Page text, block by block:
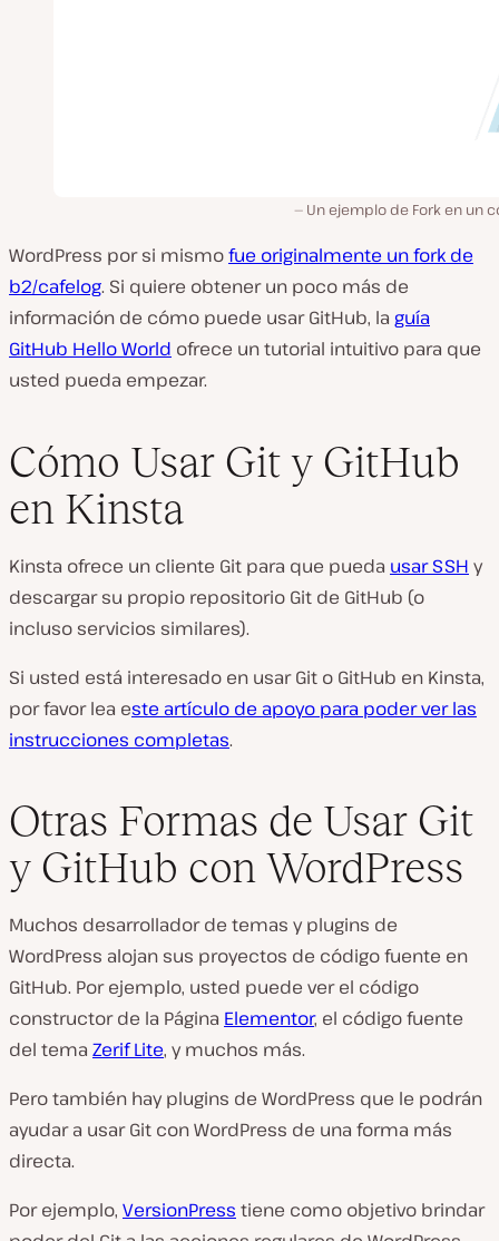
Un ejemplo de Fork en un
WordPress por si mismofue originalmente un fork de
b2/cafelog. Si quiere obtener un poco más de
información de cómo puede usar GitHub, la guía
GitHub Hello World ofrece un tutorial intuitivo para que
usted pueda empezar.
Cómo Usar Git y GitHub
en Kinsta
Kinsta ofrece un cliente Git para que pueda usar SSH y
descargar su propio repositorio Git de GitHub (o
incluso servicios similares).
Si usted está interesado en usar Git o GitHub en Kinsta,
por favor lea este artículo de apoyo para poder ver las
instrucciones completas.
Otras Formas de Usar Git
y GitHub con WordPress
Muchos desarrollador de temas y plugins de
WordPress alojan sus proyectos de código fuente en
GitHub. Por ejemplo, usted puede ver el código
constructor de la Página Elementor, el código fuente
del tema Zerif Lite, y muchos más.
Pero también hay plugins de WordPress que le podrán
ayudar a usar Git con WordPress de una forma más
directa.
Por ejemplo, VersionPress tiene como objetivo brindar